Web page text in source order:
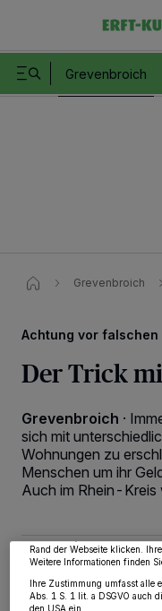
Grevenbroich
Grevenbroich
Achtung vor falschen
Der Trick
Grevenbroich ·
sich mit
Wohnungen zu
Menschen um ihr
Auch im Rhein-Kreis
14.09.2024 , 08:56 Uhr
Wir und unsere
-Partner
wie Browserdaten oder
von OK aktivieren Sie
Partner verarbeiten Daten, um
Zwecke. Wenn Tracker
Rand der Webseite klicken.
Weitere Informationen finden
Ihre Zustimmung umfasst
Abs. 1 S. 1 lit. a DSGVO auch
den USA ein.